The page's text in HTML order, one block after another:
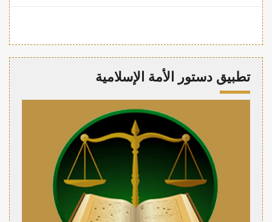
تطبيق دستور الأمة الإسلامية